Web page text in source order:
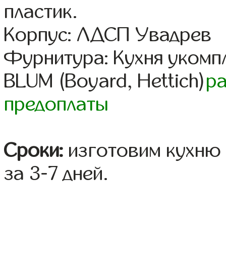
пластик.
Корпус: ЛДСП Увадрев
Фурнитура: Кухня
BLUM (Boyard, Hettich)
предоплаты
Сроки: изготовим
за 3-7 дней.